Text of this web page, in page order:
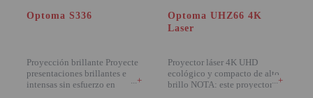
Optoma S336
Proyección brillante Proyecte
presentaciones brillantes e
intensas sin esfuerzo en
+
Optoma UHZ66 4K
Laser
Proyector láser 4K UHD
ecológico y compacto de alto
brillo NOTA: este proyector es+